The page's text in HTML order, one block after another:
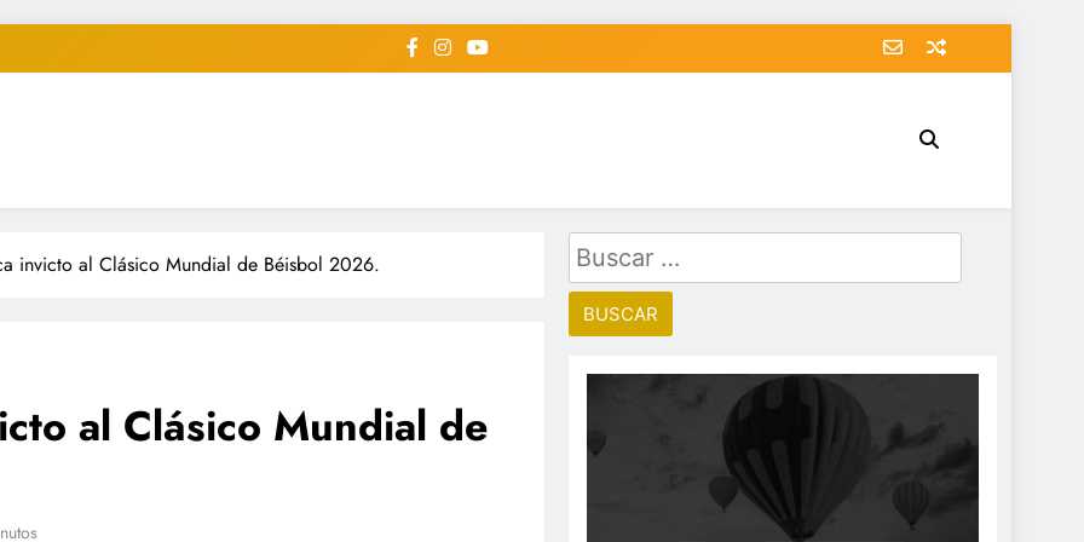
Deportivo Digital"
#deportealdiaperiodico
invicto al Clásico Mundial de Béisbol 2026.
al Clásico Mundial de
Buscar: